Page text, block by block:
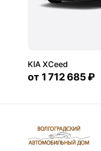
KIA XCeed
от 1 712 685 ₽